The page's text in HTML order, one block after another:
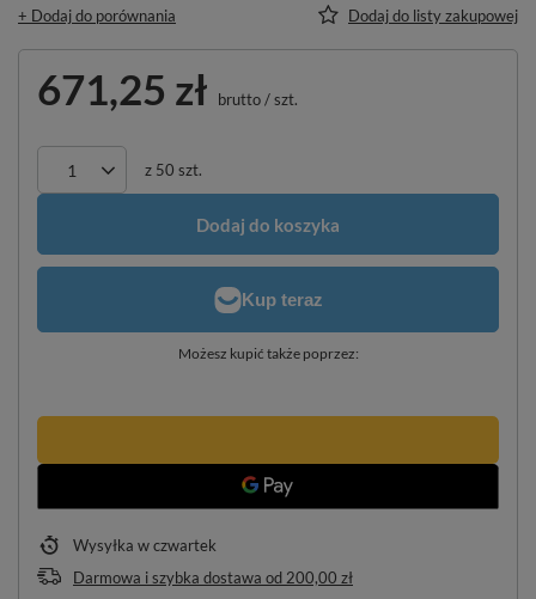
+ Dodaj do porównania Dodaj do listy zakupowej
671,25 zł brutto/szt.
z 50 szt.
Dodaj do koszyka
Możesz kupić także poprzez:
Wysyłka w czwartek
Darmowa i szybka dostawa od 200,00 zł